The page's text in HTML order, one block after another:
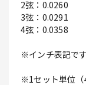
2弦：0.0260
3弦：0.0291
4弦：0.0358
※インチ表記です
※1セット単位（